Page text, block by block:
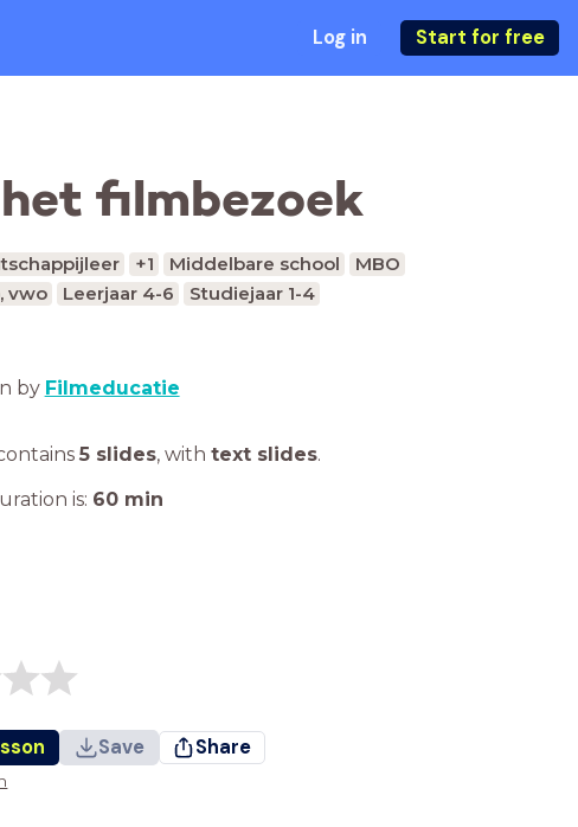
Log in Start for free
filmbezoek
+1 Middelbare school
MBO
vwo
Leerjaar 4-6 Studiejaar 1-4
by Filmeducatie
5 slides, with text slides.
is: 60 min
Save Share